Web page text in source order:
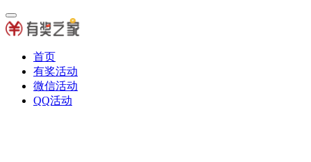
首页
有奖活动
微信活动
QQ活动